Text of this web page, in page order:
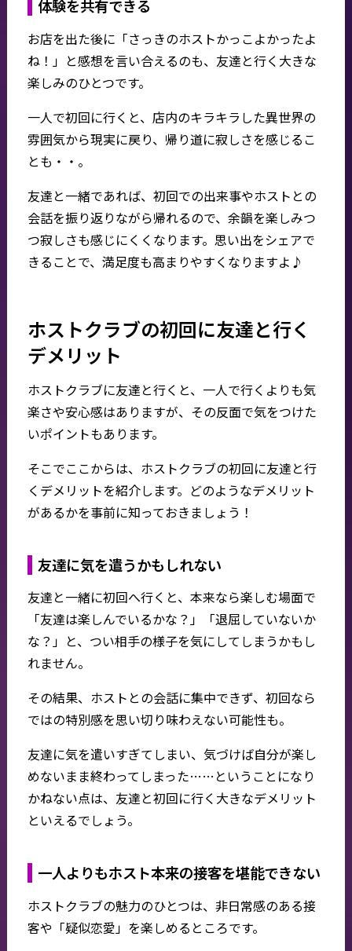
体験を共有できる
お店を出た後に「さっきのホストかっこよかったよ
ね！」と感想を言い合えるのも、友達と行く大きな
楽しみのひとつです。
一人で初回に行くと、店内のキラキラした異世界の
雰囲気から現実に戻り、帰り道に寂しさを感じるこ
とも・・。
友達と一緒であれば、初回での出来事やホストとの
会話を振り返りながら帰れるので、余韻を楽しみつ
つ寂しさも感じにくくなります。思い出をシェアで
きることで、満足度も高まりやすくなりますよ♪
ホストクラブの初回に友達と行く
デメリット
ホストクラブに友達と行くと、一人で行くよりも気
楽さや安心感はありますが、その反面で気をつけた
いポイントもあります。
そこでここからは、ホストクラブの初回に友達と行
くデメリットを紹介します。どのようなデメリット
があるかを事前に知っておきましょう！
友達に気を遣うかもしれない
友達と一緒に初回へ行くと、本来なら楽しむ場面で
「友達は楽しんでいるかな？」「退屈していないか
な？」と、つい相手の様子を気にしてしまうかもし
れません。
その結果、ホストとの会話に集中できず、初回なら
ではの特別感を思い切り味わえない可能性も。
友達に気を遣いすぎてしまい、気づけば自分が楽し
めないまま終わってしまった……ということになり
かねない点は、友達と初回に行く大きなデメリット
といえるでしょう。
一人よりもホスト本来の接客を堪能できない
ホストクラブの魅力のひとつは、非日常感のある接
客や「疑似恋愛」を楽しめるところです。